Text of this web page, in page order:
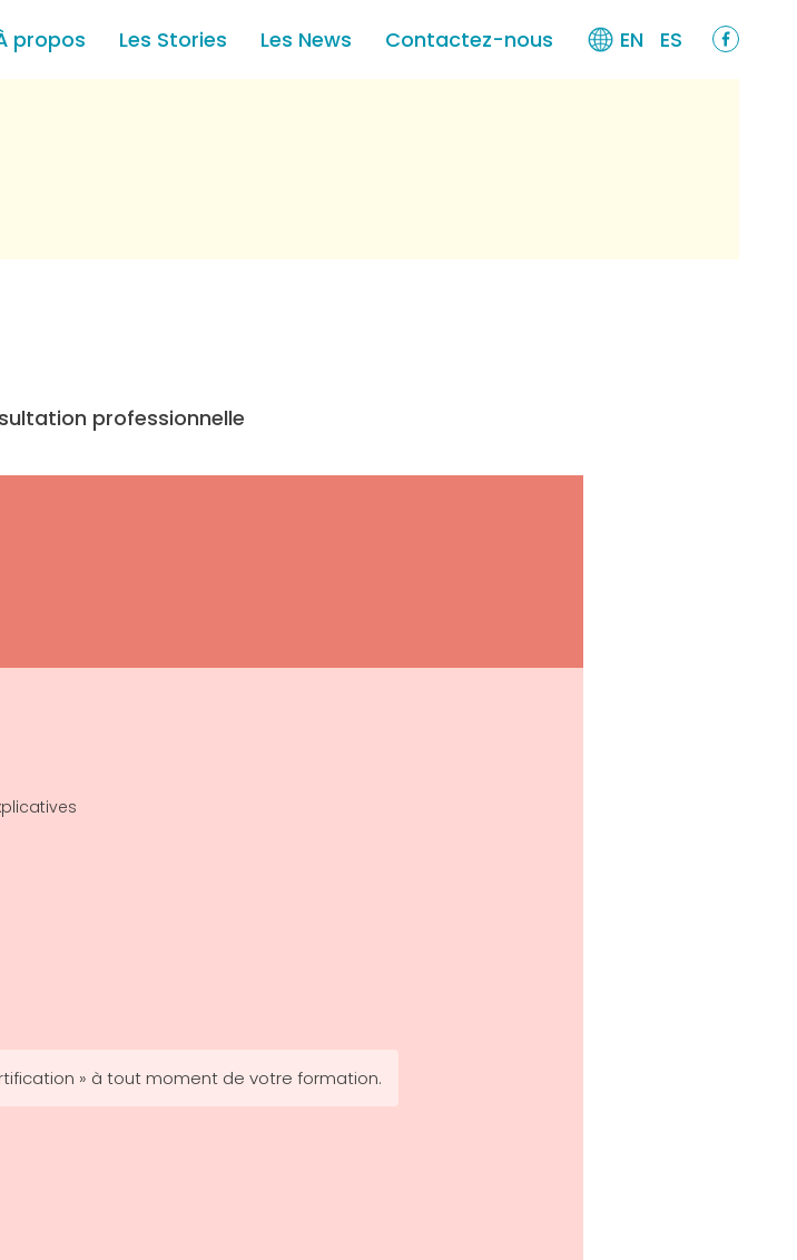
propos Les Stories Les News Contactez-nous EN ES
professionnelle
» à tout moment de votre formation.